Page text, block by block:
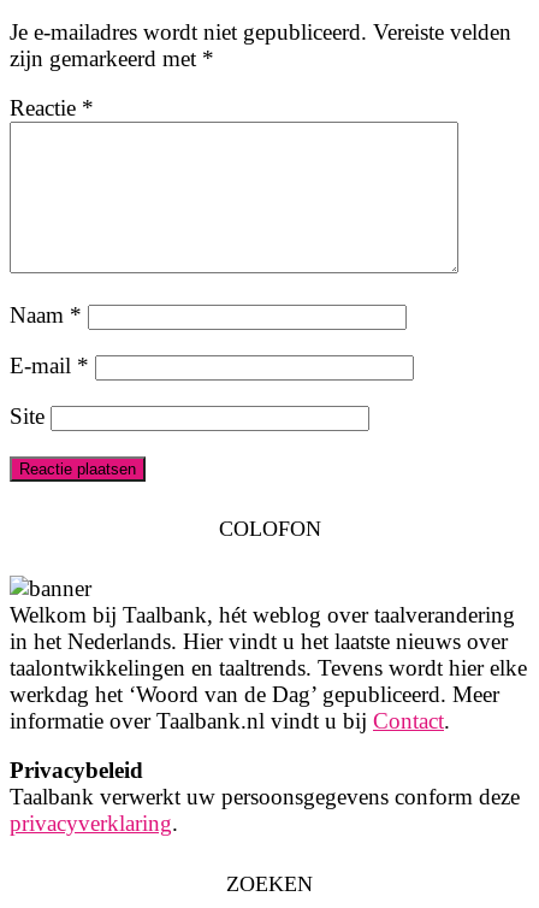
Je e-mailadres wordt niet gepubliceerd. Vereiste velden
zijn gemarkeerd met *
Reactie *
Naam *
E-mail *
Site
COLOFON
Welkom bij Taalbank, hét weblog over taalverandering
in het Nederlands. Hier vindt u het laatste nieuws over
taalontwikkelingen en taaltrends. Tevens wordt hier elke
werkdag het ‘Woord van de Dag’ gepubliceerd. Meer
informatie over Taalbank.nl vindt u bij Contact.
Privacybeleid
Taalbank verwerkt uw persoonsgegevens conform deze
privacyverklaring.
ZOEKEN